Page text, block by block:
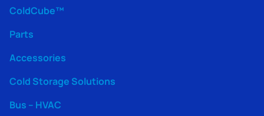
ColdCube™
Parts
Accessories
Cold Storage Solutions
Bus – HVAC